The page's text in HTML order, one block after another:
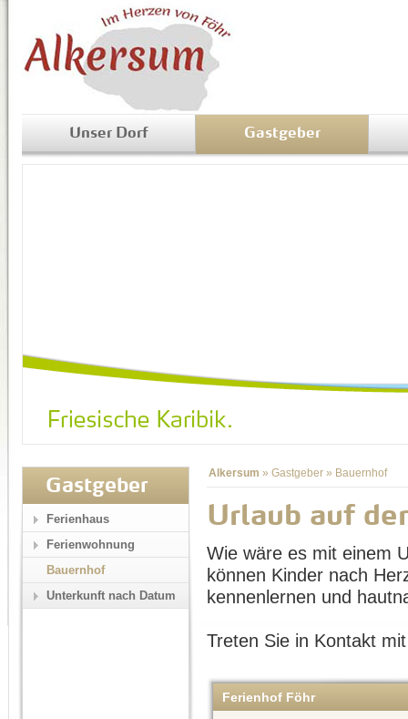
Unser Dorf Gastgeber
Alkersum » Gastgeber » Bauernhof
Urlaub auf
Wie wäre es mit einem
können Kinder nach
kennenlernen und
Treten Sie in Kontakt
Ferienhof Föhr
Gastgeber
Ferienhaus
Ferienwohnung
Bauernhof
Unterkunft nach Datum